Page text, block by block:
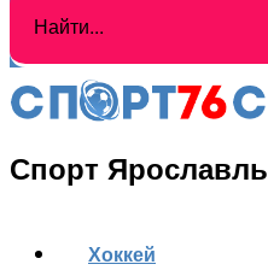
Спорт Ярославль
Хоккей